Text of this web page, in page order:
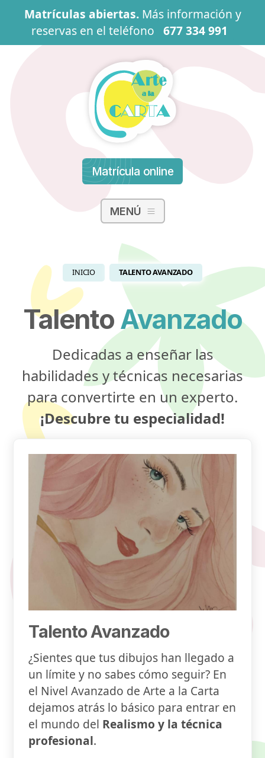
Pasar al contenido principal
Matrículas abiertas.Más información y
reservas en el teléfono 677 334 991
Matrícula online
MENÚ
INICIO TALENTO AVANZADO
Talento Avanzado
Dedicadas a enseñar las
habilidades y técnicas necesarias
para convertirte en un experto.
¡Descubre tu especialidad!
Talento Avanzado
¿Sientes que tus dibujos han llegado a
un límite y no sabes cómo seguir? En
el Nivel Avanzado de Arte a la Carta
dejamos atrás lo básico para entrar en
el mundo del Realismo y la técnica
profesional.